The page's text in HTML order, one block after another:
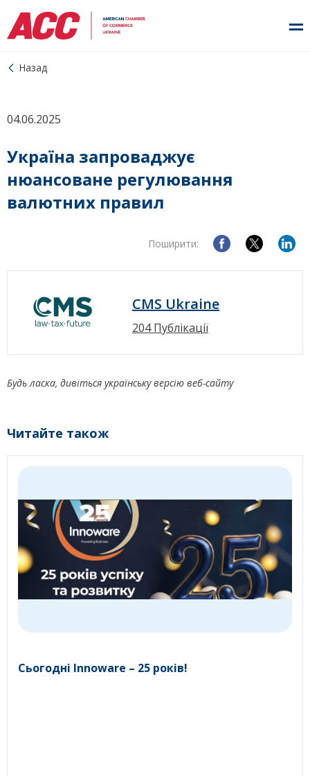
Назад
04.06.2025
Україна запроваджує
нюансоване регулювання
валютних правил
Поширити:
CMS Ukraine
204 Публікації
Будь ласка, дивіться українську версію веб-сайту
Читайте також
Сьогодні Innoware – 25 років!